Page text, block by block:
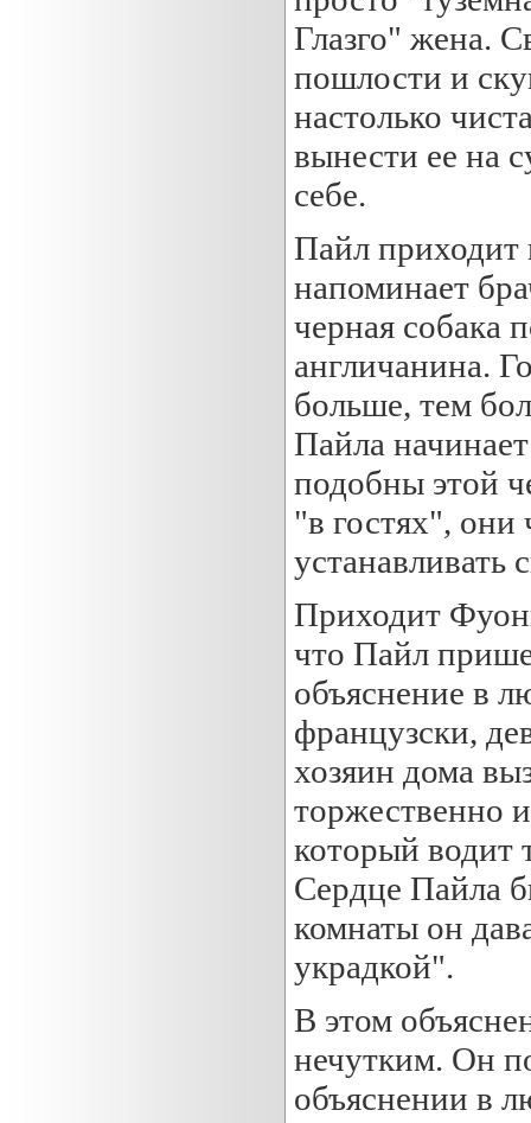
Глазго" жена.
пошлости и
настолько
вынести ее на
себе.
Пайл приходит
напоминает
черная собака
англичанина.
больше, тем
Пайла
подобны этой
"в гостях", они
устанавливать
Приходит
что Пайл
объяснение в
французски,
хозяин дома
торжественно
который водит
Сердце Пайла
комнаты он
украдкой".
В этом
нечутким. Он
объяснении в